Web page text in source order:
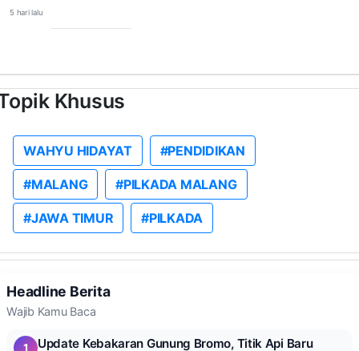
5 hari lalu
Khusus
WAHYU HIDAYAT #PENDIDIKAN
#MALANG #PILKADA MALANG
#JAWA TIMUR #PILKADA
Headline Berita
Wajib Kamu Baca
1
Update Kebakaran Gunung Bromo, Titik Api Baru